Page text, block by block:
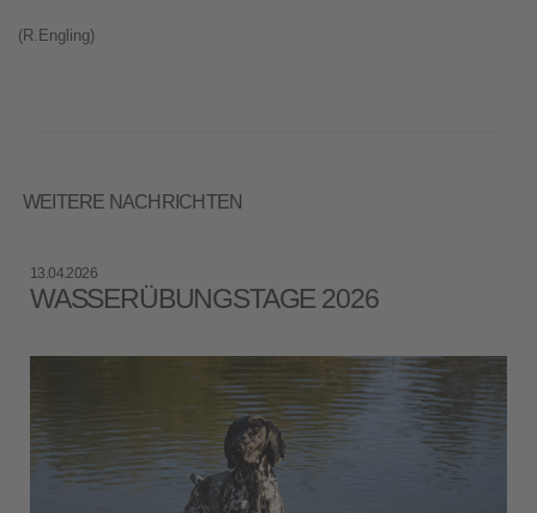
(R.Engling)
WEITERE NACHRICHTEN
13.04.2026
WASSERÜBUNGSTAGE 2026